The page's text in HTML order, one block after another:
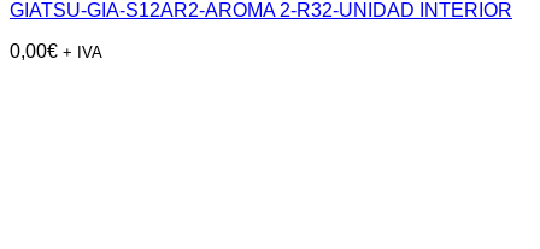
GIATSU-GIA-S12AR2-AROMA 2-R32-UNIDAD INTERIOR
0,00€ + IVA